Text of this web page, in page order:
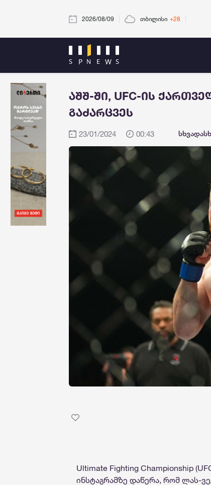
2026/08/09 თბილისი +28
აშშ-ში, UFC-ის
გაძარცვეს
23/01/2024 00:43
Ultimate Fighting Championship
ინსტაგრამზე დაწერა, რომ ლას-